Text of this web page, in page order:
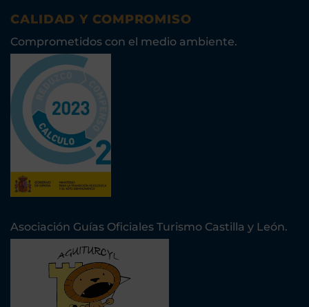
CALIDAD Y COMPROMISO
Comprometidos con el medio ambiente.
Asociación Guías Oficiales Turismo Castilla y León.